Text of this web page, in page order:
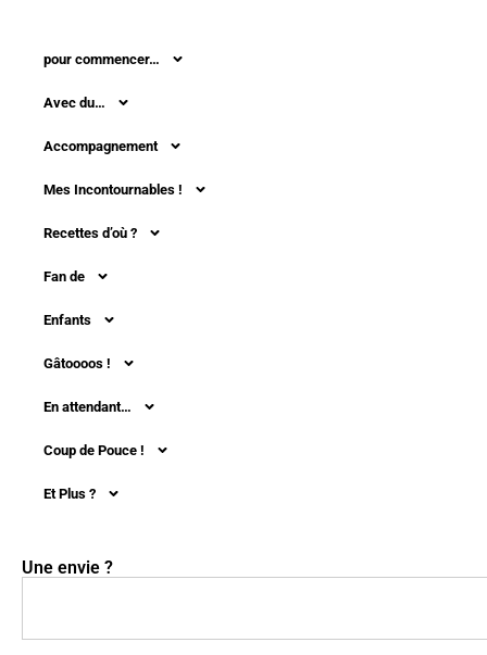
pour commencer…
Avec du…
Accompagnement
Mes Incontournables !
Recettes d’où ?
Fan de
Enfants
Gâtoooos !
En attendant…
Coup de Pouce !
Et Plus ?
Une envie ?